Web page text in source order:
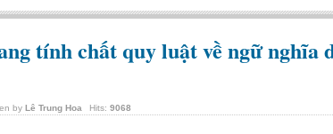
tính chất quy luật về ngữ nghĩa
by Lê Trung Hoa Hits: 9068